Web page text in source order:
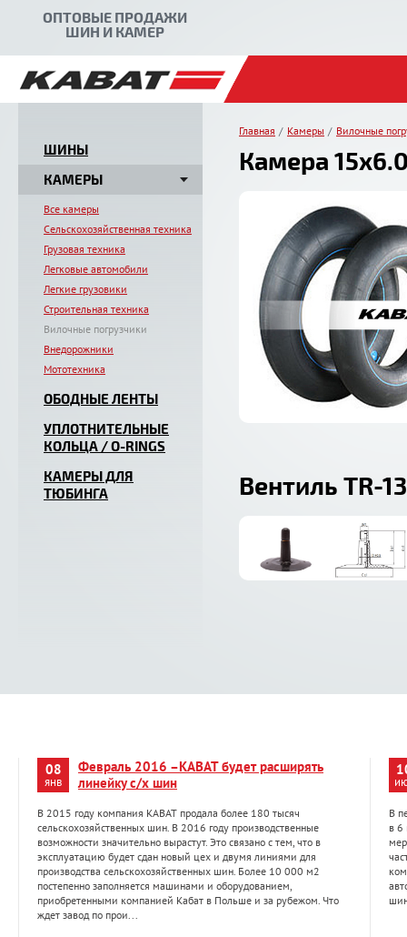
ОПТОВЫЕ ПРОДАЖИ
ШИН И КАМЕР
ШИНЫ
КАМЕРЫ
Все камеры
Сельскохозяйственная техника
Грузовая техника
Легковые автомобили
Легкие грузовики
Строительная техника
Вилочные погрузчики
Внедорожники
Мототехника
ОБОДНЫЕ ЛЕНТЫ
УПЛОТНИТЕЛЬНЫЕ
КОЛЬЦА / O-RINGS
КАМЕРЫ ДЛЯ
ТЮБИНГА
Главная Камеры Вилочные
Камера
Вентиль TR-13
08
янв
Февраль 2016 –KABAT будет расширять
линейку с/х шин
В 2015 году компания KABAT продала более 180 тысяч
сельскохозяйственных шин. В 2016 году производственные
возможности значительно вырастут. Это связано с тем, что в
эксплуатацию будет сдан новый цех и двумя линиями для
производства сельскохозяйственных шин. Более 10 000 м2
постепенно заполняется машинами и оборудованием,
приобретенными компанией Кабат в Польше и за рубежом. Что
ждет завод по прои...
В
в 6